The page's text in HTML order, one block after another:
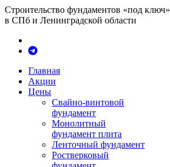
Строительство фундаментов «под ключ»
в СПб и Ленинградской области
Главная
Акции
Цены
Свайно-винтовой
фундамент
Монолитный
фундамент плита
Ленточный фундамент
Ростверковый